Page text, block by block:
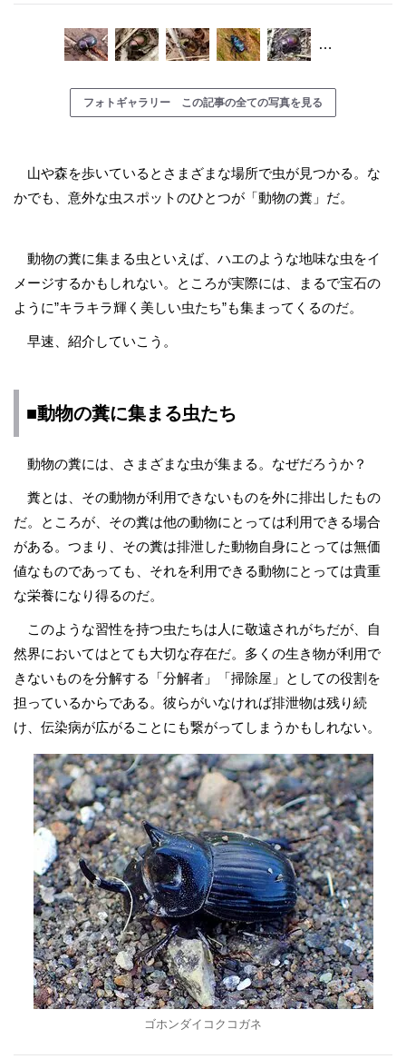
…
フォトギャラリー この記事の全ての写真を見る
山や森を歩いているとさまざまな場所で虫が見つかる。な
かでも、意外な虫スポットのひとつが「動物の糞」だ。
動物の糞に集まる虫といえば、ハエのような地味な虫をイ
メージするかもしれない。ところが実際には、まるで宝石の
ように”キラキラ輝く美しい虫たち”も集まってくるのだ。
早速、紹介していこう。
■動物の糞に集まる虫たち
動物の糞には、さまざまな虫が集まる。なぜだろうか？
糞とは、その動物が利用できないものを外に排出したもの
だ。ところが、その糞は他の動物にとっては利用できる場合
がある。つまり、その糞は排泄した動物自身にとっては無価
値なものであっても、それを利用できる動物にとっては貴重
な栄養になり得るのだ。
このような習性を持つ虫たちは人に敬遠されがちだが、自
然界においてはとても大切な存在だ。多くの生き物が利用で
きないものを分解する「分解者」「掃除屋」としての役割を
担っているからである。彼らがいなければ排泄物は残り続
け、伝染病が広がることにも繋がってしまうかもしれない。
ゴホンダイコクコガネ